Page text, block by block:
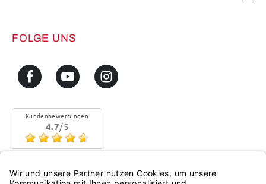
FOLGE UNS
Kundenbewertungen
4.7/5